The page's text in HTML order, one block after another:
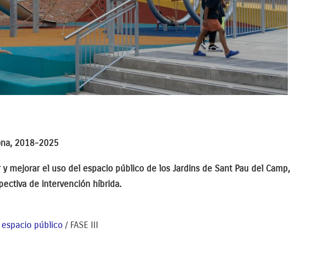
2018-2025
mejorar el uso del espacio público de los Jardins de Sant Pau del Camp,
de intervención híbrida.
público / FASE III